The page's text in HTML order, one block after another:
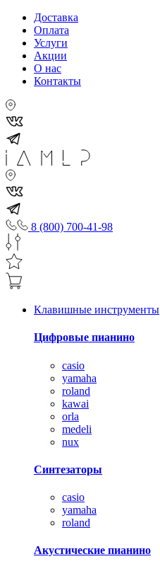
Доставка
Оплата
Услуги
Акции
О нас
Контакты
8 (800) 700-41-98
Клавишные инструменты
Цифровые пианино
casio
yamaha
roland
kawai
orla
medeli
nux
Синтезаторы
casio
yamaha
roland
Акустические пианино